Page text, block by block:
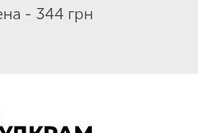
- 344 грн